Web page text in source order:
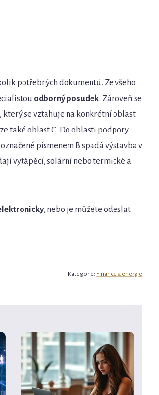
potřebných dokumentů. Ze všeho
odborný posudek. Zároveň se
, který se vztahuje na konkrétní oblast
také oblast C. Do oblasti podpory
písmenem B spadá výstavba v
vytápěcí, solární nebo termické a
, nebo je můžete odeslat
Kategorie: Finance a energie